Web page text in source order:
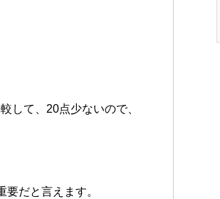
して、20点少ないので、
だと言えます。